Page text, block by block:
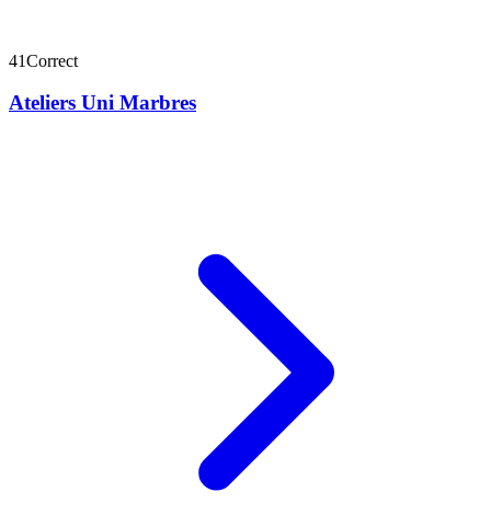
41Correct
Ateliers Uni Marbres